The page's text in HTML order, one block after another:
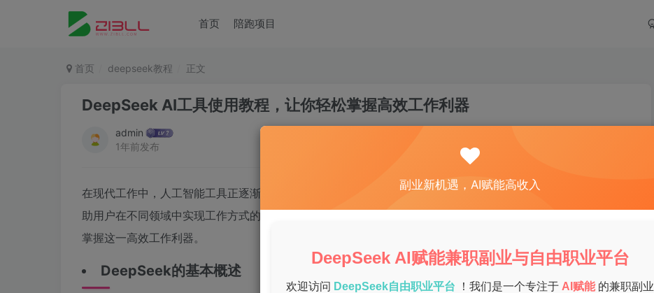
首页 陪跑项目
首页 deepseek教程 正文
DeepSeek AI工具使用教程，让你轻松掌握高效工作利器
admin
1年前发布
在现代工作中，人工智能工具正逐渐成为提升工作效率的重要助力。DeepSeek作为一款强大的AI工具，能够帮
助用户在不同领域中实现工作方式的创新与提升。本文将为您详细介绍DeepSeek的使用方法和技巧，让您轻松
掌握这一高效工作利器。
DeepSeek的基本概述
副业新机遇，AI赋能高收入
DeepSeek AI赋能兼职副业与自由职业平台
欢迎访问 DeepSeek自由职业平台 ！我们是一个专注于 AI赋能 的兼职副业